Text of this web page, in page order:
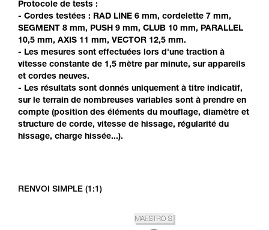
liées à votre activité. Il peut en exister d’autres
que nous ne décrivons pas ici.
Protocole de tests :
- Cordes testées : RAD LINE 6 mm, cordelette 7 mm,
SEGMENT 8 mm, PUSH 9 mm, CLUB 10 mm, PARALLEL
10,5 mm, AXIS 11 mm, VECTOR 12,5 mm.
- Les mesures sont effectuées lors d'une traction à
vitesse constante de 1,5 mètre par minute, sur appareils
et cordes neuves.
- Les résultats sont donnés uniquement à titre indicatif,
sur le terrain de nombreuses variables sont à prendre en
compte (position des éléments du mouflage, diamètre et
structure de corde, vitesse de hissage, régularité du
hissage, charge hissée...).
RENVOI SIMPLE (1:1)